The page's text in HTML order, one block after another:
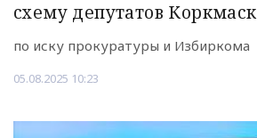
схему депутатов
по иску прокуратуры и Избиркома
05.08.2025 10:23